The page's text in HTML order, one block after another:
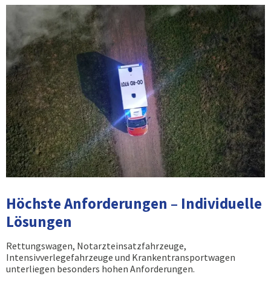
Höchste Anforderungen – Individuelle
Lösungen
Rettungswagen, Notarzteinsatzfahrzeuge,
Intensivverlegefahrzeuge und Krankentransportwagen
unterliegen besonders hohen Anforderungen.